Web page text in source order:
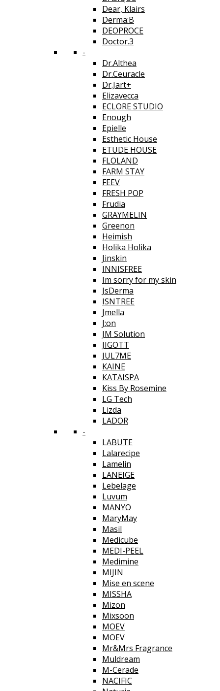
Dear, Klairs
Derma:B
DEOPROCE
Doctor.3
-
Dr.Althea
Dr.Ceuracle
Dr.Jart+
Elizavecca
ECLORE STUDIO
Enough
Epielle
Esthetic House
ETUDE HOUSE
FLOLAND
FARM STAY
FEEV
FRESH POP
Frudia
GRAYMELIN
Greenon
Heimish
Holika Holika
Jinskin
INNISFREE
Im sorry for my skin
JsDerma
ISNTREE
Jmella
J:on
JM Solution
JIGOTT
JUL7ME
KAINE
KATAISPA
Kiss By Rosemine
LG Tech
Lizda
LADOR
-
LABUTE
Lalarecipe
Lamelin
LANEIGE
Lebelage
Luvum
MANYO
MaryMay
Masil
Medicube
MEDI-PEEL
Medimine
MIJIN
Mise en scene
MISSHA
Mizon
Mixsoon
MOEV
MOEV
Mr&Mrs Fragrance
Muldream
M-Cerade
NACIFIC